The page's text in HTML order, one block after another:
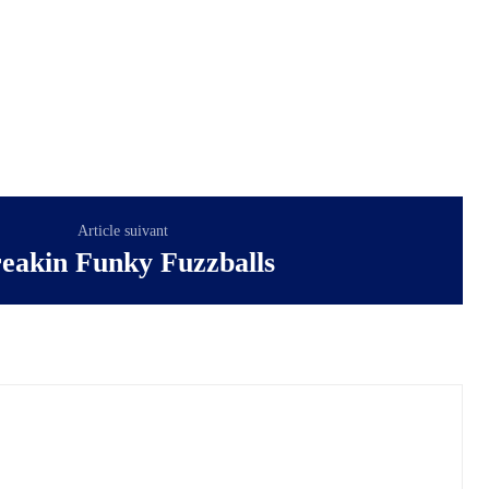
Article suivant
Funky Fuzzballs